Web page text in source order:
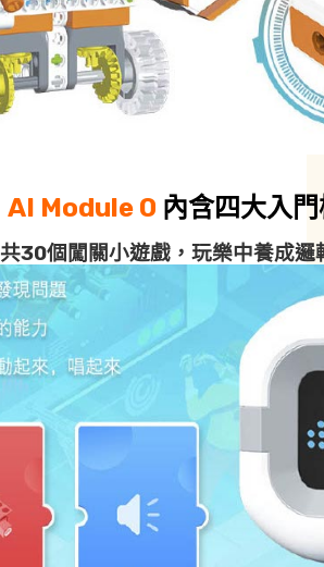
AI Module 0 內含四大入
共30個闖關小遊戲，玩樂中養成邏